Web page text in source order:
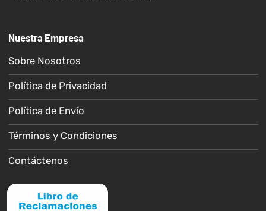
Nuestra Empresa
Sobre Nosotros
Política de Privacidad
Política de Envío
Términos y Condiciones
Contáctenos